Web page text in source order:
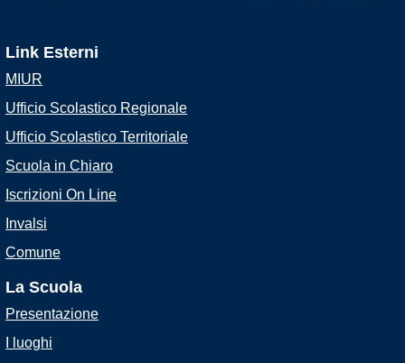
Link Esterni
MIUR
Ufficio Scolastico Regionale
Ufficio Scolastico Territoriale
Scuola in Chiaro
Iscrizioni On Line
Invalsi
Comune
La Scuola
Presentazione
I luoghi